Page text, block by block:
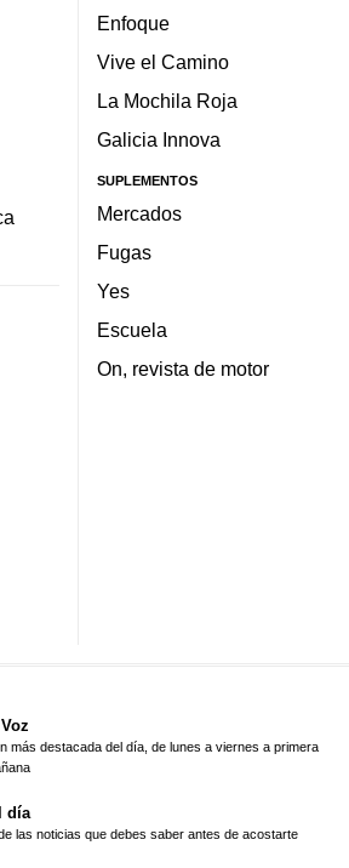
Enfoque
Vive el Camino
La Mochila Roja
Galicia Innova
SUPLEMENTOS
Mercados
Fugas
Yes
Escuela
On, revista de motor
más destacada del día, de lunes a viernes a primera
día
las noticias que debes saber antes de acostarte